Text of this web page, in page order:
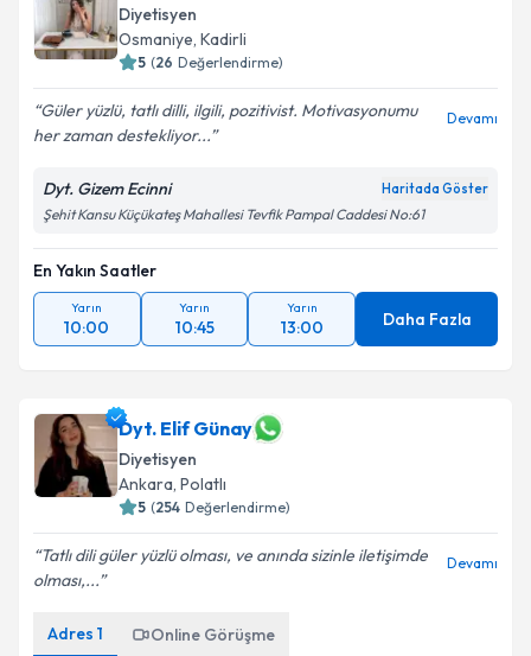
Diyetisyen
Osmaniye, Kadirli
5 (26 Değerlendirme)
Güler yüzlü, tatlı dilli, ilgili, pozitivist. Motivasyonumu
her zaman destekliyor...
Devamı
Dyt. Gizem Ecinni Haritada Göster
Şehit Kansu Küçükateş Mahallesi Tevfik Pampal Caddesi No:61
En Yakın Saatler
Yarın
10:00
Yarın
10:45
Yarın
13:00 Daha Fazla
Dyt. Elif Günay
Diyetisyen
Ankara, Polatlı
5 (254 Değerlendirme)
Tatlı dili güler yüzlü olması, ve anında sizinle iletişimde
olması,...
Devamı
Adres 1 Online Görüşme